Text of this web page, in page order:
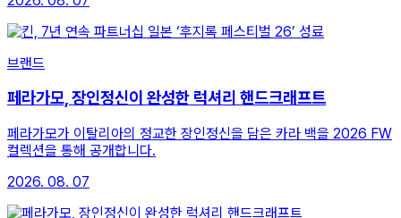
브랜드
페라가모, 장인정신이 완성한 럭셔리 핸드크래프트
페라가모가 이탈리아의 정교한 장인정신을 담은 카라 백을 2026 FW
컬렉션을 통해 공개합니다.
2026. 08. 07